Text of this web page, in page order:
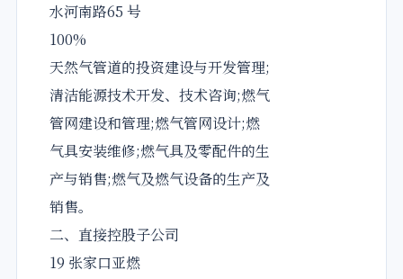
水河南路65 号
100%
天然气管道的投资建设与开发管理;
清洁能源技术开发、技术咨询;燃气
管网建设和管理;燃气管网设计;燃
气具安装维修;燃气具及零配件的生
产与销售;燃气及燃气设备的生产及
销售。
二、直接控股子公司
19 张家口亚燃